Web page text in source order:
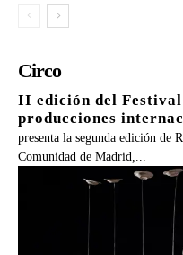
Circo
II edición del Festival
producciones
presenta la segunda edición de
Comunidad de Madrid,...